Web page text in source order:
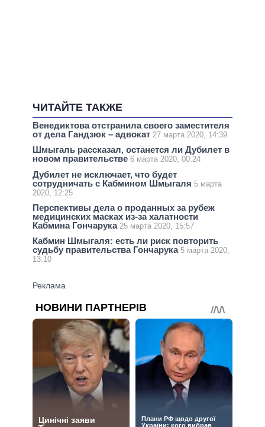
ЧИТАЙТЕ ТАКЖЕ
Венедиктова отстранила своего заместителя
от дела Гандзюк – адвокат 27 марта 2020, 14:39
Шмыгаль рассказал, останется ли Дубилет в
новом правительстве 6 марта 2020, 00:24
Дубилет не исключает, что будет
сотрудничать с Кабмином Шмыгаля 5 марта
2020, 12:25
Перспективы дела о проданных за рубеж
медицинских масках из-за халатности
Кабмина Гончарука 25 марта 2020, 15:57
Кабмин Шмыгаля: есть ли риск повторить
судьбу правительства Гончарука 5 марта 2020,
13:10